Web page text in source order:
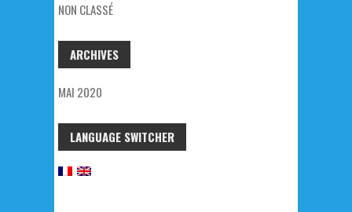
NON CLASSÉ
ARCHIVES
MAI 2020
LANGUAGE SWITCHER